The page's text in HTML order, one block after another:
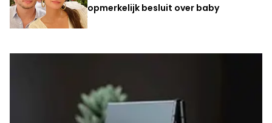
opmerkelijk besluit over baby
Laatste nieuws